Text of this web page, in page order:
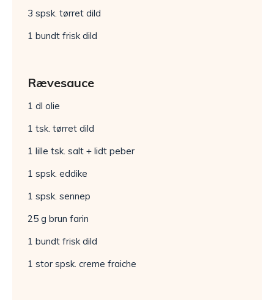
3 spsk. tørret dild
1 bundt frisk dild
Rævesauce
1 dl olie
1 tsk. tørret dild
1 lille tsk. salt + lidt peber
1 spsk. eddike
1 spsk. sennep
25 g brun farin
1 bundt frisk dild
1 stor spsk. creme fraiche